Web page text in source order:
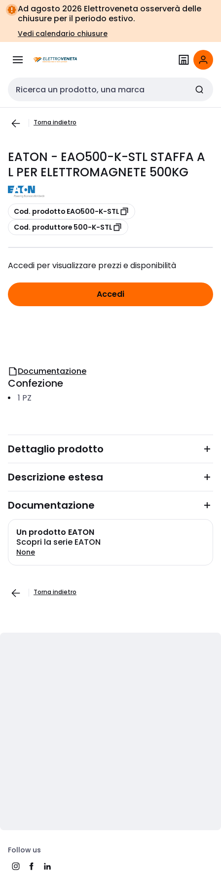
Vai alla
navigazione
Vai
alla
pagina
Ad agosto 2026 Elettroveneta osserverà delle
chiusure per il periodo estivo.
Vedi calendario chiusure
Cerca input
Torna indietro
EATON - EAO500-K-STL STAFFA A
L PER ELETTROMAGNETE 500KG
copia
Cod. prodotto EAO500-K-STL
copia
Cod. produttore 500-K-STL
Accedi per visualizzare prezzi e disponibilità
Accedi
Documentazione
Confezione
1 PZ
Dettaglio prodotto
Descrizione estesa
Documentazione
Un prodotto EATON
Scopri la serie EATON
None
Torna indietro
Follow us